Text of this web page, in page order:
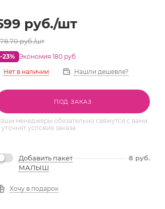
руб./шт
руб./шт
-23% Экономия 180 руб.
Нет в наличии
Нашли дешевле?
ПОД ЗАКАЗ
менеджеры обязательно свяжутся с вами
уточнят условия заказа
Добавить пакет
МАЛЫШ
8 руб.
Хочу в подарок